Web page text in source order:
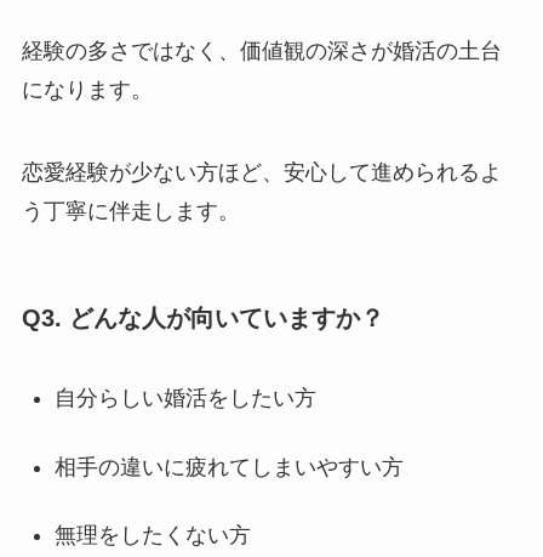
経験の多さではなく、価値観の深さが婚活の土台
になります。
恋愛経験が少ない方ほど、安心して進められるよ
う丁寧に伴走します。
Q3. どんな人が向いていますか？
自分らしい婚活をしたい方
相手の違いに疲れてしまいやすい方
無理をしたくない方